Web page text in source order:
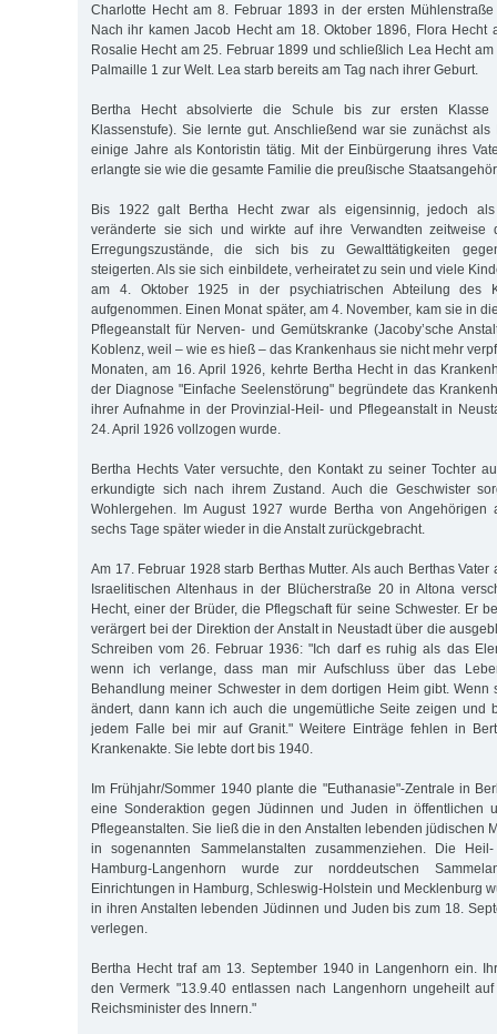
Charlotte Hecht am 8. Februar 1893 in der ersten
Nach ihr kamen Jacob Hecht am 18. Oktober 1896, Flora Hecht
Rosalie Hecht am 25. Februar 1899 und schließlich Lea Hecht
Palmaille 1 zur Welt. Lea starb bereits am Tag nach ihrer Geburt.
Bertha Hecht absolvierte die Schule bis zur ersten Klasse
Klassenstufe). Sie lernte gut. Anschließend war sie zunächst
einige Jahre als Kontoristin tätig. Mit der Einbürgerung ihres
erlangte sie wie die gesamte Familie die preußische
Bis 1922 galt Bertha Hecht zwar als eigensinnig, jedoch
veränderte sie sich und wirkte auf ihre Verwandten zeitweise
Erregungszustände, die sich bis zu Gewalttätigkeiten
steigerten. Als sie sich einbildete, verheiratet zu sein und viele
am 4. Oktober 1925 in der psychiatrischen Abteilung des
aufgenommen. Einen Monat später, am 4. November, kam sie in
Pflegeanstalt für Nerven- und Gemütskranke (Jacoby’sche
Koblenz, weil – wie es hieß – das Krankenhaus sie nicht mehr
Monaten, am 16. April 1926, kehrte Bertha Hecht in das
der Diagnose "Einfache Seelenstörung" begründete das
ihrer Aufnahme in der Provinzial-Heil- und Pflegeanstalt in
24. April 1926 vollzogen wurde.
Bertha Hechts Vater versuchte, den Kontakt zu seiner Tochter
erkundigte sich nach ihrem Zustand. Auch die Geschwister
Wohlergehen. Im August 1927 wurde Bertha von
sechs Tage später wieder in die Anstalt zurückgebracht.
Am 17. Februar 1928 starb Berthas Mutter. Als auch Berthas
Israelitischen Altenhaus in der Blücherstraße 20 in Altona
Hecht, einer der Brüder, die Pflegschaft für seine Schwester. Er
verärgert bei der Direktion der Anstalt in Neustadt über die
Schreiben vom 26. Februar 1936: "Ich darf es ruhig als das
wenn ich verlange, dass man mir Aufschluss über das
Behandlung meiner Schwester in dem dortigen Heim gibt. Wenn
ändert, dann kann ich auch die ungemütliche Seite zeigen und
jedem Falle bei mir auf Granit." Weitere Einträge fehlen in
Krankenakte. Sie lebte dort bis 1940.
Im Frühjahr/Sommer 1940 plante die "Euthanasie"-Zentrale in
eine Sonderaktion gegen Jüdinnen und Juden in öffentlichen
Pflegeanstalten. Sie ließ die in den Anstalten lebenden jüdischen
in sogenannten Sammelanstalten zusammenziehen. Die
Hamburg-Langenhorn wurde zur norddeutschen
Einrichtungen in Hamburg, Schleswig-Holstein und Mecklenburg
in ihren Anstalten lebenden Jüdinnen und Juden bis zum 18.
verlegen.
Bertha Hecht traf am 13. September 1940 in Langenhorn ein.
den Vermerk "13.9.40 entlassen nach Langenhorn ungeheilt
Reichsminister des Innern."